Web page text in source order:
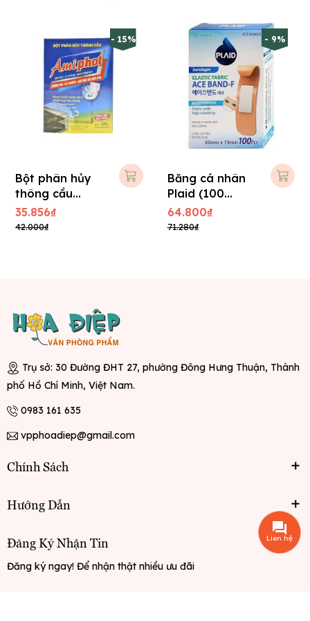
- 15%
Bột phân hủy
thông cầu
Amiphot 220g
35.856₫
42.000₫
- 9%
Băng cá nhân
Plaid (100
miếng/ hộp)
64.800₫
71.280₫
Trụ sở: 30 Đường ĐHT 27, phường Đông Hưng Thuận, Thành
phố Hồ Chí Minh, Việt Nam.
0983 161 635
vpphoadiep@gmail.com
Chính Sách
Hướng Dẫn
Đăng Ký Nhận Tin
Đăng ký ngay! Để nhận thật nhiều ưu đãi
Liên hệ